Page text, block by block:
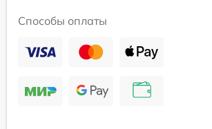
Способы оплаты